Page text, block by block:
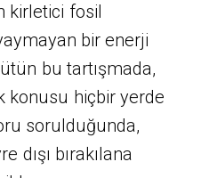
kirletici fosil
bir enerji
bu tartışmada,
konusu hiçbir yerde
sorulduğunda,
bırakılana